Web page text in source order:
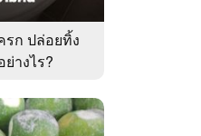
รก ปล่อยทิ้ง
างไร?